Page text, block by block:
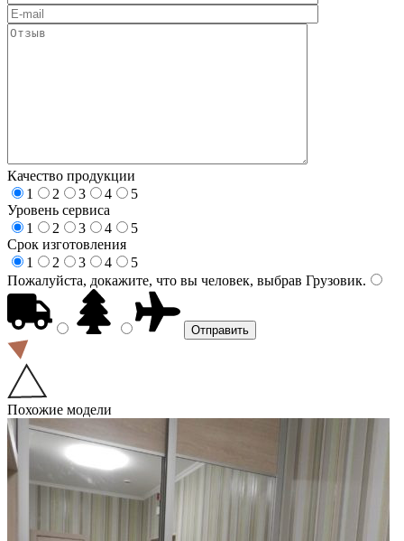
Качество продукции
1
2 3 4
5
Уровень сервиса
1
2 3 4
5
Срок изготовления
1
2 3 4
5
Пожалуйста, докажите, что вы человек, выбрав Грузовик.
Похожие модели